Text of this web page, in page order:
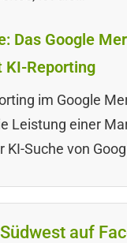
Das Google
KI-Reporting
im Google
Leistung einer
KI-Suche von
auf